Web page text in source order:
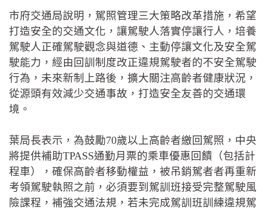
市府交通局說明，駕照管理三大策略改革措施，希望
打造安全的交通文化，讓駕駛人落實停讓行人，培養
駕駛人正確駕駛觀念與道德、主動停讓文化及安全駕
駛能力，經由回訓制度改正違規駕駛者的不安全駕駛
行為，未來新制上路後，擴大關注高齡者健康狀況，
從源頭有效減少交通事故，打造安全友善的交通環
境。
葉局長表示，為鼓勵70歲以上高齡者繳回駕照，中央
將提供補助TPASS通勤月票的乘車優惠回饋（包括計
程車），確保高齡者移動權益，被吊銷駕者者再重新
考領駕駛執照之前，必須要到駕訓班接受完整駕駛風
險課程，補強交通法規，若未完成駕訓班訓練違規駕